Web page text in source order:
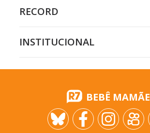
RECORD
INSTITUCIONAL
BEBÊ MAMÃE